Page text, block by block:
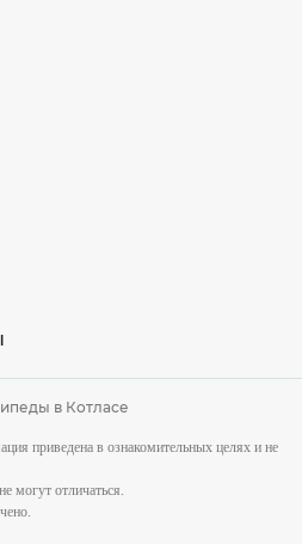
в Котласе
приведена в ознакомительных целях и не
могут отличаться.